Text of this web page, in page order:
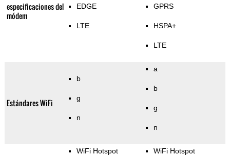
especificaciones del
módem
EDGE
LTE
GPRS
HSPA+
LTE
Estándares WiFi
b
g
n
a
b
g
n
WiFi Hotspot WiFi Hotspot